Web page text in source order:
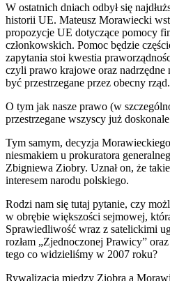
W ostatnich dniach odbył się
historii UE. Mateusz Morawiecki
propozycje UE dotyczące pomocy
członkowskich. Pomoc będzie
zapytania stoi kwestia
czyli prawo krajowe oraz nadrzędne
być przestrzegane przez obecny rząd.
O tym jak nasze prawo (w
przestrzegane wszyscy już
Tym samym, decyzja
niesmakiem u prokuratora
Zbigniewa Ziobry. Uznał on, że
interesem narodu polskiego.
Rodzi nam się tutaj pytanie, czy
w obrębie większości sejmowej,
Sprawiedliwość wraz z satelickimi
rozłam „Zjednoczonej Prawicy”
tego co widzieliśmy w 2007 roku?
Rywalizacja między Ziobrą a